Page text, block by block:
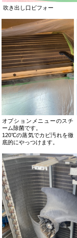
吹き出し口ビフォー
オプションメニューのスチ
ーム除菌です。
120℃の蒸気でカビ汚れを徹
底的にやっつけます。